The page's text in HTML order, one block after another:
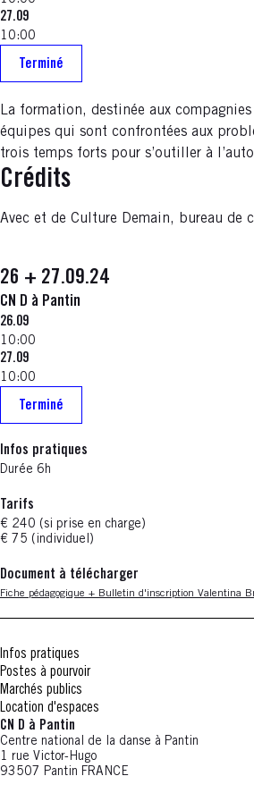
27.09
10:00
Terminé
La formation, destinée aux
équipes qui sont confrontées aux
trois temps forts pour s’outiller à
Crédits
Avec et de Culture Demain, bureau
26 + 27.09.24
CN D à Pantin
26.09
10:00
27.09
10:00
Terminé
Infos pratiques
Durée 6h
Tarifs
€ 240 (si prise en charge)
€ 75 (individuel)
Document à télécharger
Nouvelle fenêtre
Fiche pédagogique + Bulletin d'inscription Valentina
Infos pratiques
Postes à pourvoir
Marchés publics
Location d'espaces
CN D à Pantin
Centre national de la danse à Pantin
1 rue Victor-Hugo
93507 Pantin FRANCE